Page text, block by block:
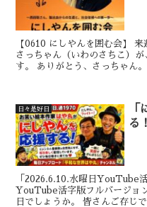
【0610 にしやんを囲む会】
さっちゃん（いわのさちこ）
す。 ありがとう、さっちゃん
（脳出血）で倒れました。 通
日々是好日
る！
「2026.6.10.水曜日YouTube
YouTube活字版フルバージョ
日でしょうか。 皆さんご存じ